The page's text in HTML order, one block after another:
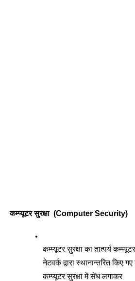
कम्प्यूटर सुरक्षा  (Computer Security)
कम्प्यूटर सुरक्षा का तात्पर्य
नेटवर्क द्वारा स्थानान्तरित किए
कम्प्यूटर सुरक्षा में सेंध लगाकर